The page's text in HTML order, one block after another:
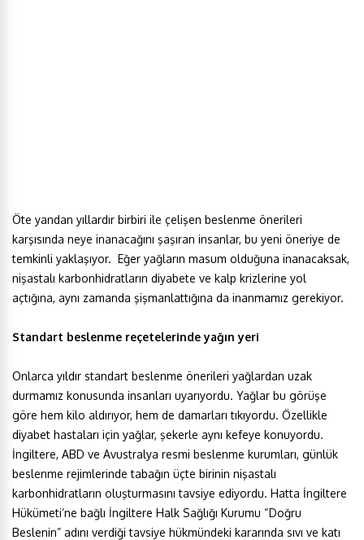
Öte yandan yıllardır birbiri ile çelişen beslenme önerileri
karşısında neye inanacağını şaşıran insanlar, bu yeni öneriye de
temkinli yaklaşıyor. Eğer yağların masum olduğuna inanacaksak,
nişastalı karbonhidratların diyabete ve kalp krizlerine yol
açtığına, aynı zamanda şişmanlattığına da inanmamız gerekiyor.
Standart beslenme reçetelerinde yağın yeri
Onlarca yıldır standart beslenme önerileri yağlardan uzak
durmamız konusunda insanları uyarıyordu. Yağlar bu görüşe
göre hem kilo aldırıyor, hem de damarları tıkıyordu. Özellikle
diyabet hastaları için yağlar, şekerle aynı kefeye konuyordu.
İngiltere, ABD ve Avustralya resmi beslenme kurumları, günlük
beslenme rejimlerinde tabağın üçte birinin nişastalı
karbonhidratların oluşturmasını tavsiye ediyordu. Hatta İngiltere
Hükümeti’ne bağlı İngiltere Halk Sağlığı Kurumu “Doğru
Beslenin” adını verdiği tavsiye hükmündeki kararında sıvı ve katı